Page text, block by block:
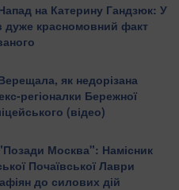
на Катерину Гандзюк: У
дуже красномовний факт
як недорізана
регіоналки Бережної
(відео)
Москва": Намісник
Почаївської Лаври
до силових дій